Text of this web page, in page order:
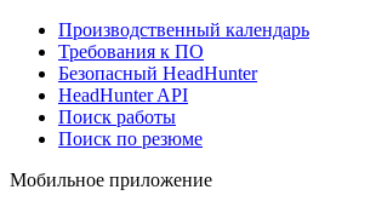
Производственный календарь
Требования к ПО
Безопасный HeadHunter
HeadHunter API
Поиск работы
Поиск по резюме
Мобильное приложение